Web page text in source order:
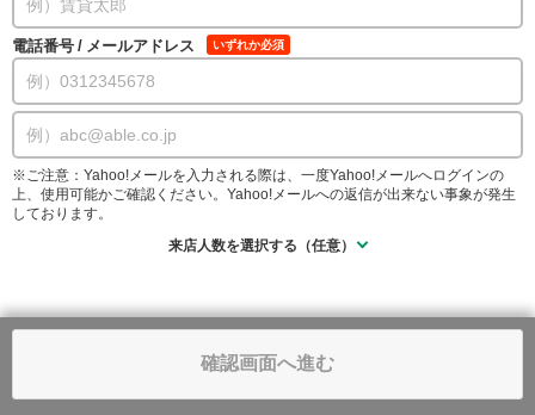
電話番号 / メールアドレス いずれか必須
※ご注意：Yahoo!メールを入力される際は、一度Yahoo!メールへログインの
上、使用可能かご確認ください。Yahoo!メールへの返信が出来ない事象が発生
しております。
来店人数を選択する（任意）
確認画面へ進む